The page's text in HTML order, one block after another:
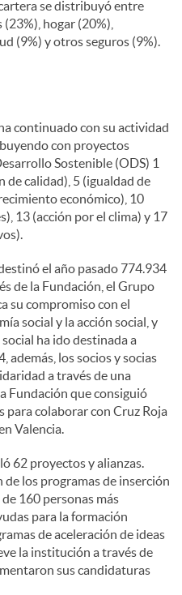
se distribuyó entre
hogar (20%),
(9%) y otros seguros (9%).
continuado con su actividad
con proyectos
Sostenible (ODS) 1
de calidad), 5 (igualdad de
económico), 10
13 (acción por el clima) y 17
el año pasado 774.934
de la Fundación, el Grupo
su compromiso con el
social y la acción social, y
ha ido destinada a
además, los socios y socias
a través de una
Fundación que consiguió
para colaborar con Cruz Roja
Valencia.
62 proyectos y alianzas.
los programas de inserción
160 personas más
para la formación
de aceleración de ideas
la institución a través de
sus candidaturas